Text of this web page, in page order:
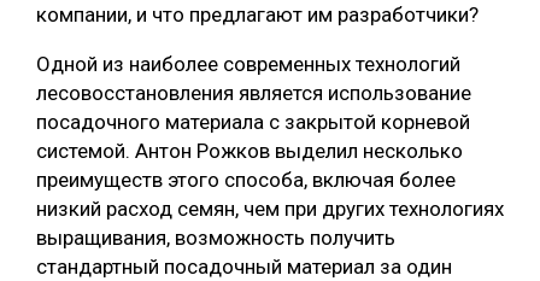
компании, и что предлагают им разработчики?
Одной из наиболее современных технологий
лесовосстановления является использование
посадочного материала с закрытой корневой
системой. Антон Рожков выделил несколько
преимуществ этого способа, включая более
низкий расход семян, чем при других технологиях
выращивания, возможность получить
стандартный посадочный материал за один